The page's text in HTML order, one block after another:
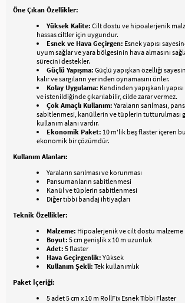
Öne Çıkan Özellikler:
Yüksek Kalite: Cilt dostu ve hipoalerjenik
hassas ciltler için uygundur.
Esnek ve Hava Geçirgen: Esnek yapısı
uyum sağlar ve yara bölgesinin hava almasını
sürecini destekler.
Güçlü Yapışma: Güçlü yapışkan özelliği
kalır ve sargıların yerinden oynamasını önler.
Kolay Uygulama: Kendinden yapışkanlı
ve istenildiğinde çıkarılabilir, cilde zarar vermez.
Çok Amaçlı Kullanım: Yaraların sarılması,
sabitlenmesi, kanüllerin ve tüplerin tutturulması
kullanım alanı vardır.
Ekonomik Paket: 10 m'lik beş flaster içeren
ekonomik bir çözümdür.
Kullanım Alanları:
Yaraların sarılması ve korunması
Pansumanların sabitlenmesi
Kanül ve tüplerin sabitlenmesi
Diğer tıbbi bandaj ihtiyaçları
Teknik Özellikler:
Malzeme: Hipoalerjenik ve cilt dostu malzeme
Boyut: 5 cm genişlik x 10 m uzunluk
Adet: 5 flaster
Hava Geçirgenlik: Yüksek
Kullanım Şekli: Tek kullanımlık
Paket İçeriği:
5 adet 5 cm x 10 m RollFix Esnek Tıbbi Flaster